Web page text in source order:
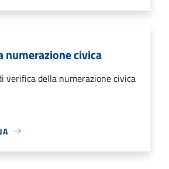
numerazione civica
verifica della numerazione civica